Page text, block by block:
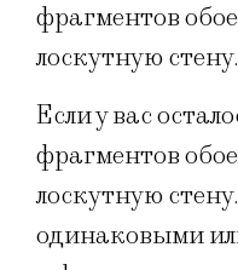
фрагментов
лоскутную стену.
Если у вас
фрагментов
лоскутную
одинаковыми